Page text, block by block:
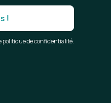
politique de confidentialité.